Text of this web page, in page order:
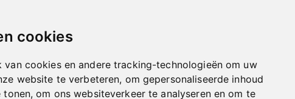
cookies
van cookies en andere tracking-technologieën om uw
website te verbeteren, om gepersonaliseerde inhoud
om ons websiteverkeer te analyseren en om te